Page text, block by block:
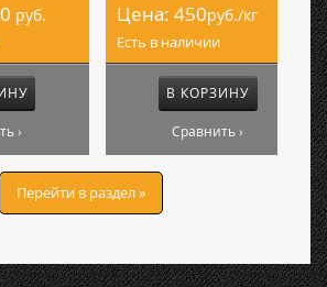
руб.
›
Цена: 450руб./кг
Есть в наличии
В КОРЗИНУ
Сравнить ›
Перейти в раздел »